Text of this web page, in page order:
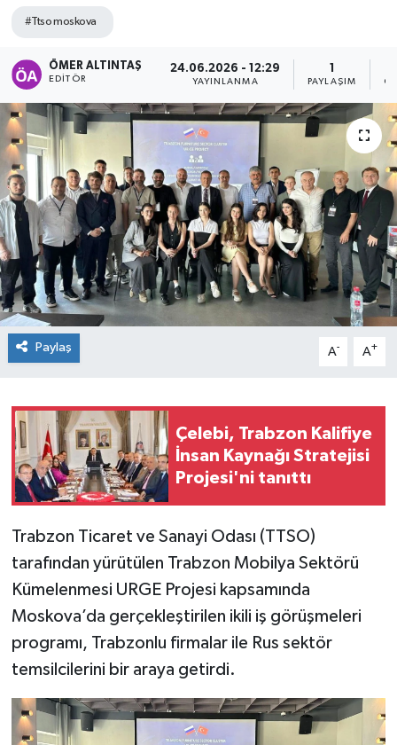
#Ttso moskova
ÖMER ALTINTAŞ
EDITÖR
24.06.2026 - 12:29
YAYINLANMA
1
PAYLAŞIM
Paylaş A- A+
Çelebi, Trabzon Kalifiye
İnsan Kaynağı Stratejisi
Projesi'ni tanıttı
Trabzon Ticaret ve Sanayi Odası (TTSO)
tarafından yürütülen Trabzon Mobilya Sektörü
Kümelenmesi URGE Projesi kapsamında
Moskova’da gerçekleştirilen ikili iş görüşmeleri
programı, Trabzonlu firmalar ile Rus sektör
temsilcilerini bir araya getirdi.